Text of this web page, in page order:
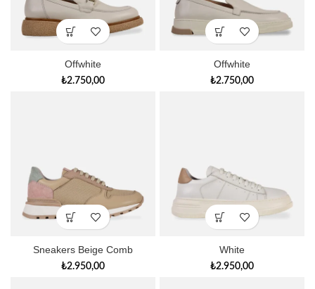
Offwhite
₺2.750,00
Offwhite
₺2.750,00
Sneakers Beige Comb
₺2.950,00
White
₺2.950,00